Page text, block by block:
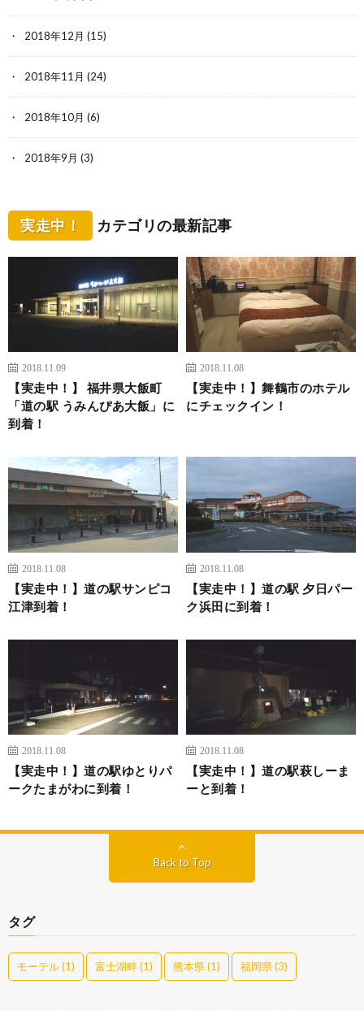
2018年12月 (15)
2018年11月 (24)
2018年10月 (6)
2018年9月 (3)
実走中！ カテゴリの最新記事
2018.11.09
【実走中！】 福井県大飯町
「道の駅 うみんぴあ大飯」に
到着！
2018.11.08
【実走中！】舞鶴市のホテル
にチェックイン！
2018.11.08
【実走中！】道の駅サンピコ
江津到着！
2018.11.08
【実走中！】道の駅 夕日パー
ク浜田に到着！
2018.11.08
【実走中！】道の駅ゆとりパ
ークたまがわに到着！
2018.11.08
【実走中！】道の駅萩しーま
ーと到着！
Back to Top
タグ
モーテル(1) 富士湖畔(1) 熊本県(1) 福岡県(3)